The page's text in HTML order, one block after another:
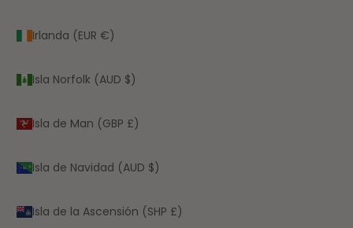
Irlanda (EUR €)
Isla Norfolk (AUD $)
Isla de Man (GBP £)
Isla de Navidad (AUD $)
Isla de la Ascensión (SHP £)